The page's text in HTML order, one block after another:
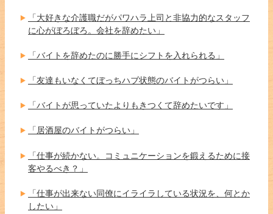
「大好きな介護職だがパワハラ上司と非協力的なスタッフ
に心がぼろぼろ。会社を辞めたい」
「バイトを辞めたのに勝手にシフトを入れられる」
「友達もいなくてぼっちハブ状態のバイトがつらい」
「バイトが思っていたよりもきつくて辞めたいです」
「居酒屋のバイトがつらい」
「仕事が続かない。コミュニケーションを鍛えるために接
客やるべき？」
「仕事が出来ない同僚にイライラしている状況を、何とか
したい」